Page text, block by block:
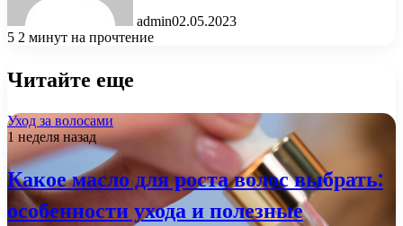
admin02.05.2023
5 2 минут на прочтение
Читайте еще
Уход за волосами
1 неделя назад
Какое масло для роста волос выбрать:
особенности ухода и полезные